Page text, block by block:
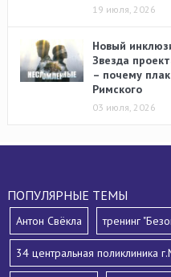
19 июля, 2026
Новый
Звезда
– почему
Римского
03 июля, 2026
ПОПУЛЯРНЫЕ ТЕМЫ
Антон Свёкла тренинг
34 центральная поликлиника